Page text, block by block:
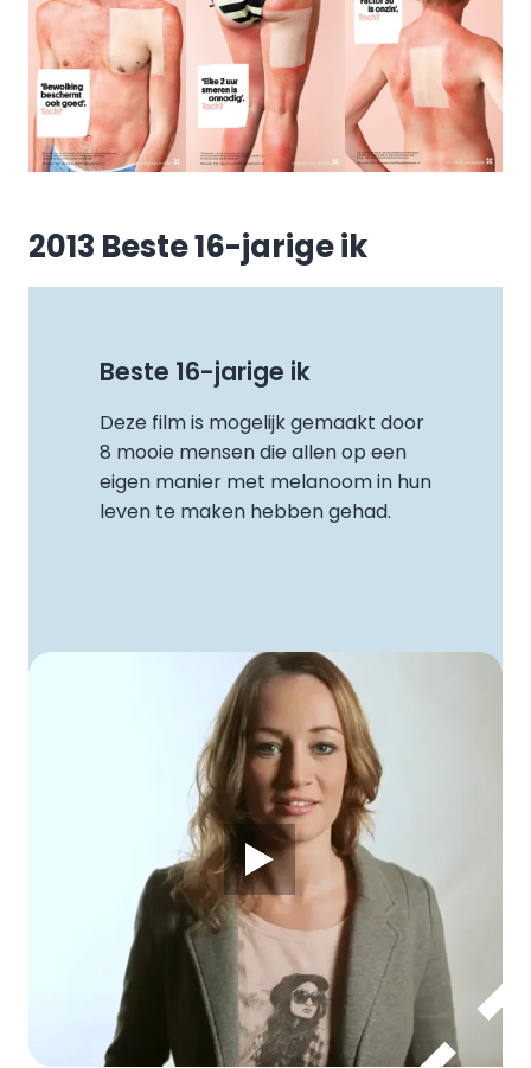
2013 Beste 16-jarige ik
Beste 16-jarige ik
Deze film is mogelijk gemaakt door
8 mooie mensen die allen op een
eigen manier met melanoom in hun
leven te maken hebben gehad.